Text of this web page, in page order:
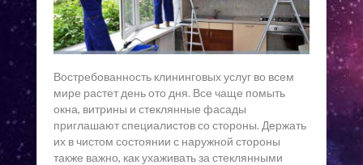
Востребованность клининговых услуг во всем
мире растет день ото дня. Все чаще помыть
окна, витрины и стеклянные фасады
приглашают специалистов со стороны. Держать
их в чистом состоянии с наружной стороны
также важно, как ухаживать за стеклянными